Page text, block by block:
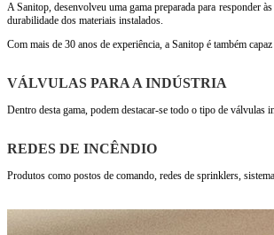
A Sanitop, desenvolveu uma gama preparada para responder
durabilidade dos materiais instalados.
Com mais de 30 anos de experiência, a Sanitop é também
VÁLVULAS PARA A INDÚSTRIA
Dentro desta gama, podem destacar-se todo o tipo de
REDES DE INCÊNDIO
Produtos como postos de comando, redes de sprinklers,